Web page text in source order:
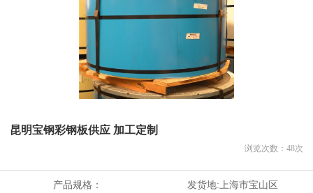
昆明宝钢彩钢板供应 加工定制
浏览次数： 48次
产品规格： 发货地: 上海市宝山区